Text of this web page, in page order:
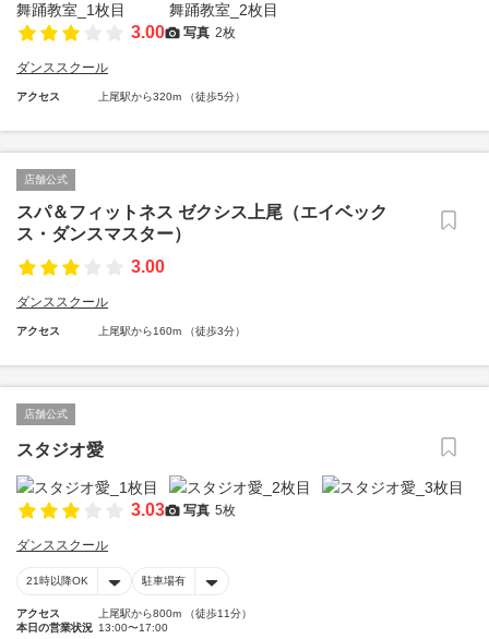
3.00 写真 2枚
ダンススクール
アクセス 上尾駅から320m （徒歩5分）
店舗公式
スパ＆フィットネス ゼクシス上尾（エイベック
ス・ダンスマスター）
3.00
ダンススクール
アクセス 上尾駅から160m （徒歩3分）
店舗公式
スタジオ愛
3.03 写真 5枚
ダンススクール
21時以降OK 駐車場有
アクセス
上尾駅から800m （徒歩11分）
本日の営業状況 13:00〜17:00